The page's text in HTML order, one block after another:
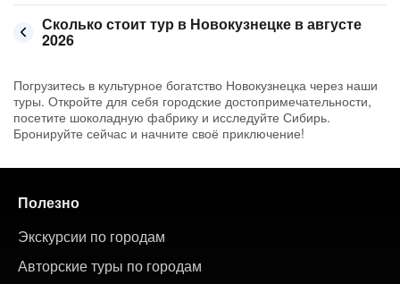
Сколько стоит тур в Новокузнецке в августе
2026
Погрузитесь в культурное богатство Новокузнецка через наши
туры. Откройте для себя городские достопримечательности,
посетите шоколадную фабрику и исследуйте Сибирь.
Бронируйте сейчас и начните своё приключение!
Полезно
Экскурсии по городам
Авторские туры по городам